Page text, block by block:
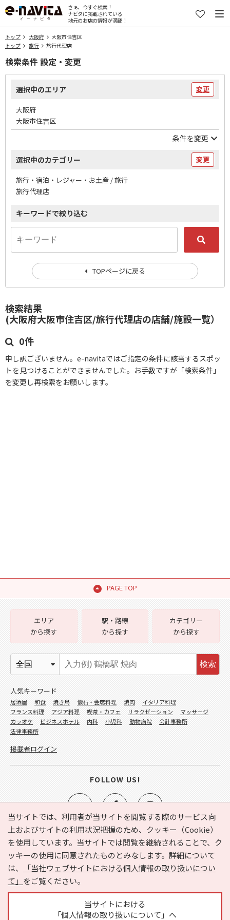
さぁ、今すぐ検索！
ナビタに掲載されている
地元のお店の情報が満載！
トップ 大阪府
大阪市住吉区
トップ
旅行 旅行代理店
検索結果
(大阪府大阪市住吉区/旅行代理店の店舗/施設一覧）
0件
申し訳ございません。e-navitaではご指定の条件に該当するスポッ
トを見つけることができませんでした。お手数ですが「検索条件」
を変更し再検索をお願いします。
検索条件 設定・変更
選択中のエリア 変更
大阪府
大阪市住吉区
条件を変更
選択中のカテゴリー 変更
旅行・宿泊・レジャー・お土産 / 旅行
旅行代理店
キーワードで絞り込む
TOPページに戻る
PAGE TOP
当サイトでは、利用者が当サイトを閲覧する際のサービス向
上およびサイトの利用状況把握のため、クッキー（Cookie）
を使用しています。当サイトでは閲覧を継続されることで、ク
ッキーの使用に同意されたものとみなします。詳細について
は、
「当社ウェブサイトにおける個人情報の取り扱いについ
て」 をご覧ください。
当サイトにおける
「個人情報の取り扱いについて」へ
e-NAVITA（イーナビタ）とは？ お気に入り
ヘルプ
利用規約
個人情報の取り扱いについて
運営会社
サイトマップ
広告掲載に関するお問い合わせ
エリア
から探す
駅・路線
から探す
カテゴリー
から探す
検索
人気キーワード
居酒屋 和食 焼き鳥 懐石・会席料理 焼肉
イタリア料理
フランス料理
アジア料理 喫茶・カフェ リラクゼーション
マッサージ
カラオケ
ビジネスホテル 内科 小児科 動物病院
会計事務所
法律事務所
掲載者ログイン
FOLLOW US!